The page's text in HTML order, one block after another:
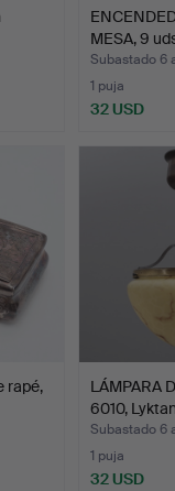
MESA, 9
mita…
Subastado 6
1 puja
32 USD
rapé,
LÁMPARA
6010,
Subastado 6
1 puja
32 USD